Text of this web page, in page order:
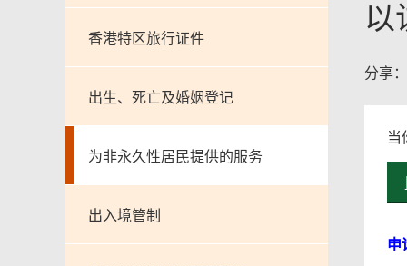
香港特区旅行证件
出生、死亡及婚姻登记
为非永久性居民提供的服务
出入境管制
以
分享：
当
申